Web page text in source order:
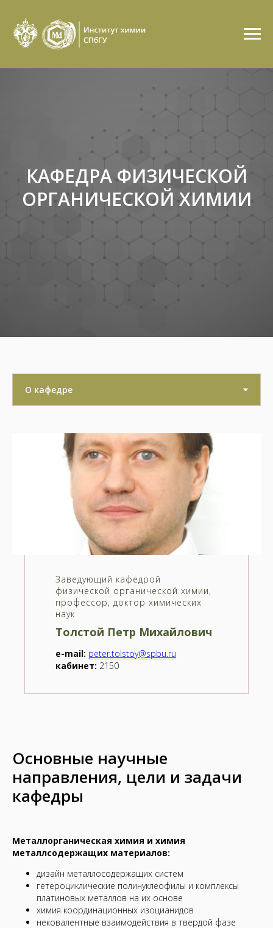
КАФЕДРА ФИЗИЧЕСКОЙ
ОРГАНИЧЕСКОЙ ХИМИИ
Заведующий кафедрой
физической органической химии,
профессор, доктор химических
наук
Толстой Петр Михайлович
e-mail: peter.tolstoy@spbu.ru
кабинет: 2150
Основные научные
направления, цели и задачи
кафедры
Металлорганическая химия и химия
металлсодержащих материалов:
дизайн металлосодержащих систем
гетероциклические полинуклеофилы и комплексы
платиновых металлов на их основе
химия координационных изоцианидов
нековалентные взаимодействия в твердой фазе